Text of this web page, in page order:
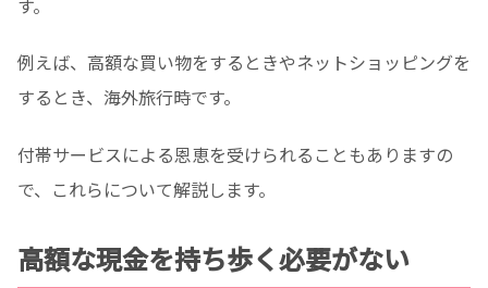
例えば、高額な買い物をするときやネットショッピングを
するとき、海外旅行時です。
付帯サービスによる恩恵を受けられることもありますの
で、これらについて解説します。
高額な現金を持ち歩く必要がない